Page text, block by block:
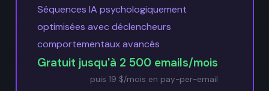
Séquences IA psychologiquement
optimisées avec déclencheurs
comportementaux avancés
Gratuit jusqu'à 2 500 emails/mois
puis 19 $/mois en pay-per-email